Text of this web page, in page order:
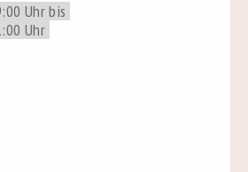
Uhr bis
Uhr